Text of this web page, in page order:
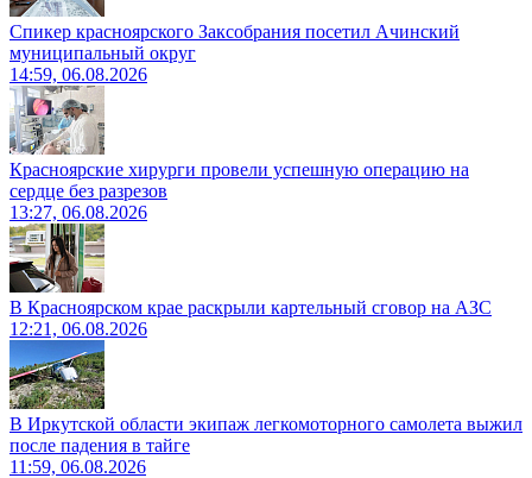
Спикер красноярского Заксобрания посетил Ачинский
муниципальный округ
14:59, 06.08.2026
Красноярские хирурги провели успешную операцию на
сердце без разрезов
13:27, 06.08.2026
В Красноярском крае раскрыли картельный сговор на АЗС
12:21, 06.08.2026
В Иркутской области экипаж легкомоторного самолета выжил
после падения в тайге
11:59, 06.08.2026